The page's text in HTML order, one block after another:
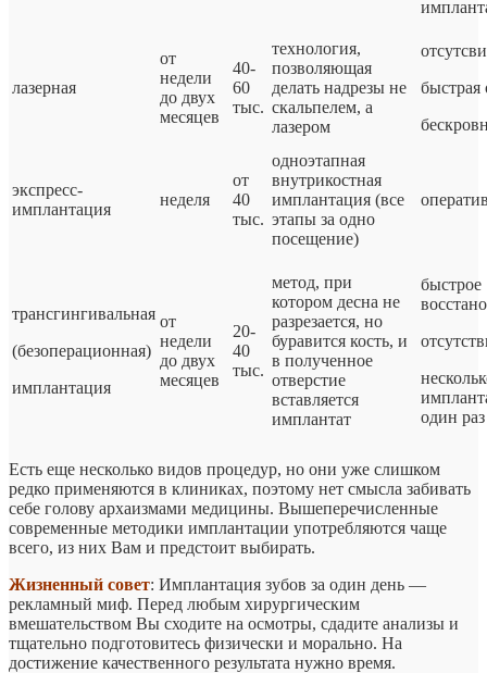
лазерная
от
недели
до двух
месяцев
40-
60
тыс.
технология,
позволяющая
делать надрезы не
скальпелем, а
лазером
быстрая
экспресс-
имплантация
неделя
от
40
тыс.
одноэтапная
внутрикостная
имплантация (все
этапы за одно
посещение)
трансгингивальная
(безоперационная)
имплантация
от
недели
до двух
месяцев
20-
40
тыс.
метод, при
котором десна не
разрезается, но
буравится кость, и
в полученное
отверстие
вставляется
имплантат
быстрое
один раз
Есть еще несколько видов процедур, но они уже слишком
редко применяются в клиниках, поэтому нет смысла забивать
себе голову архаизмами медицины. Вышеперечисленные
современные методики имплантации употребляются чаще
всего, из них Вам и предстоит выбирать.
Жизненный совет: Имплантация зубов за один день —
рекламный миф. Перед любым хирургическим
вмешательством Вы сходите на осмотры, сдадите анализы и
тщательно подготовитесь физически и морально. На
достижение качественного результата нужно время.